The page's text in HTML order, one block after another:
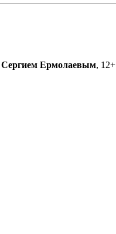
Сергием Ермолаевым, 12+